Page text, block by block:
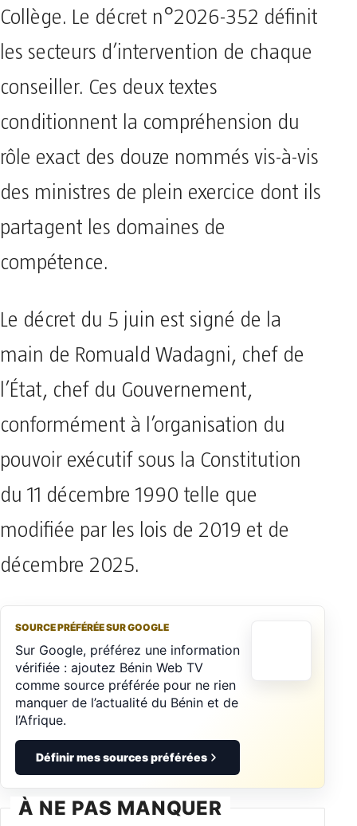
Collège. Le décret n°2026-352 définit
les secteurs d’intervention de chaque
conseiller. Ces deux textes
conditionnent la compréhension du
rôle exact des douze nommés vis-à-vis
des ministres de plein exercice dont ils
partagent les domaines de
compétence.
Le décret du 5 juin est signé de la
main de Romuald Wadagni, chef de
l’État, chef du Gouvernement,
conformément à l’organisation du
pouvoir exécutif sous la Constitution
du 11 décembre 1990 telle que
modifiée par les lois de 2019 et de
décembre 2025.
SOURCE PRÉFÉRÉE SUR GOOGLE
Sur Google, préférez une information
vérifiée : ajoutez Bénin Web TV
comme source préférée pour ne rien
manquer de l’actualité du Bénin et de
l’Afrique.
Définir mes sources préférées
À NE PAS MANQUER